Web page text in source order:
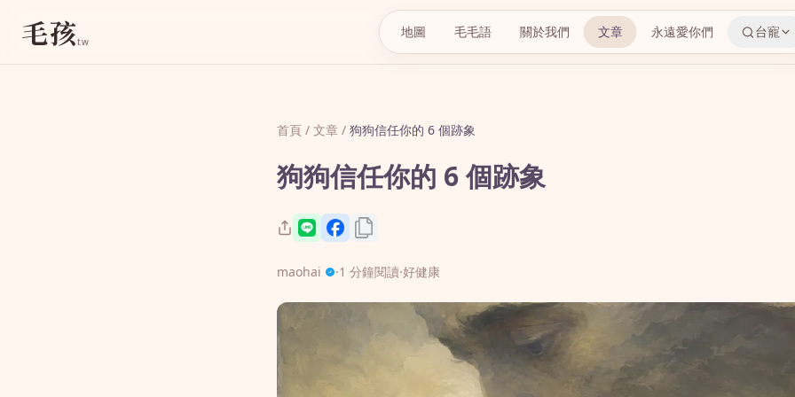
毛孩tw
地圖 毛毛語 關於我們 文章 永遠愛你們 台寵
首頁 / 文章 / 狗狗信任你的 6 個跡象
狗狗信任你的 6 個跡象
maohai ·1 分鐘閱讀·好健康